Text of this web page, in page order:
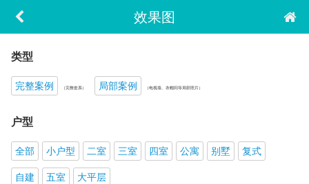
效果图
类型
完整案例 （完整套系） 局部案例 （电视墙、衣帽间等局部照片）
户型
全部 小户型 二室 三室 四室 公寓 别墅
复式
自建
五室 大平层